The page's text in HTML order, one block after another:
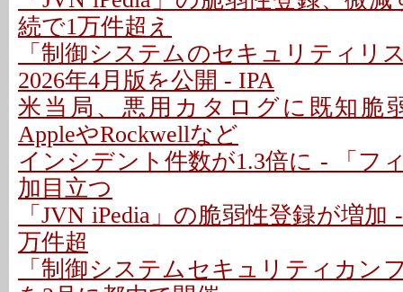
続で1万件超え
「制御システムのセキュリティリ
2026年4月版を公開 - IPA
米当局、悪用カタログに既知脆
AppleやRockwellなど
インシデント件数が1.3倍に - 「フ
加目立つ
「JVN iPedia」の脆弱性登録が増加
万件超
「制御システムセキュリティカン